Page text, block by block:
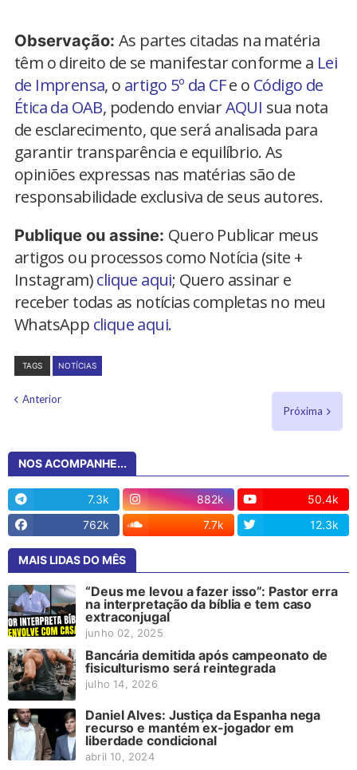
Observação: As partes citadas na matéria
têm o direito de se manifestar conforme a Lei
de Imprensa, o artigo 5º da CFe o Código de
Ética da OAB, podendo enviarAQUI sua nota
de esclarecimento, que será analisada para
garantir transparência e equilíbrio. As
opiniões expressas nas matérias são de
responsabilidade exclusiva de seus autores.
Publique ou assine: Quero Publicar meus
artigos ou processos como Notícia (site +
Instagram)clique aqui; Quero assinar e
receber todas as notícias completas no meu
WhatsApp clique aqui.
TAGS NOTÍCIAS
Anterior
Próxima
NOS ACOMPANHE...
7.3k 882k
50.4k
762k
7.7k 12.3k
MAIS LIDAS DO MÊS
“Deus me levou a fazer isso”: Pastor erra
na interpretação da bíblia e tem caso
extraconjugal
junho 02, 2025
Bancária demitida após campeonato de
fisiculturismo será reintegrada
julho 14, 2026
Daniel Alves: Justiça da Espanha nega
recurso e mantém ex-jogador em
liberdade condicional
abril 10, 2024